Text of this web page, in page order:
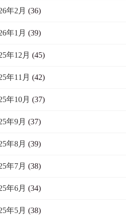
年2月 (36)
年1月 (39)
年12月 (45)
年11月 (42)
年10月 (37)
年9月 (37)
年8月 (39)
年7月 (38)
年6月 (34)
年5月 (38)